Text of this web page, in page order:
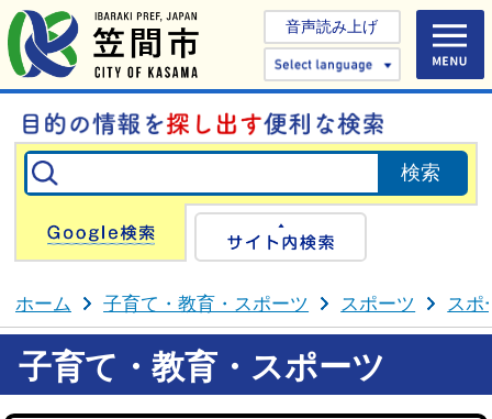
音声読み上げ
Select
Google検索
ホーム 子育て・教育・スポーツ スポーツ スポ
子育て・教育・スポーツ